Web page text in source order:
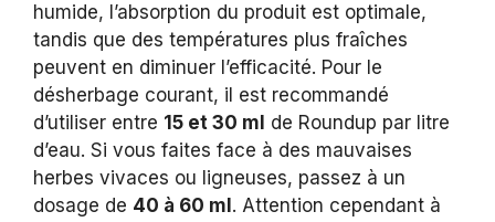
humide, l’absorption du produit est optimale,
tandis que des températures plus fraîches
peuvent en diminuer l’efficacité. Pour le
désherbage courant, il est recommandé
d’utiliser entre 15 et 30 ml de Roundup par litre
d’eau. Si vous faites face à des mauvaises
herbes vivaces ou ligneuses, passez à un
dosage de 40 à 60 ml . Attention cependant à